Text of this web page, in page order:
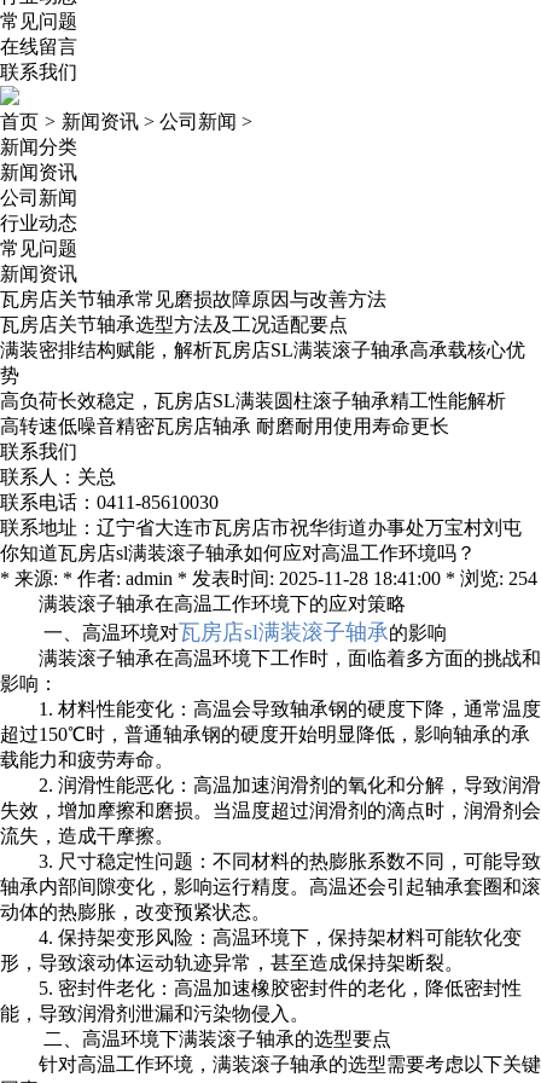
常见问题
在线留言
联系我们
首页 > 新闻资讯 > 公司新闻 >
新闻分类
新闻资讯
公司新闻
行业动态
常见问题
新闻资讯
瓦房店关节轴承常见磨损故障原因与改善方法
瓦房店关节轴承选型方法及工况适配要点
满装密排结构赋能，解析瓦房店SL满装滚子轴承高承载核心优
势
高负荷长效稳定，瓦房店SL满装圆柱滚子轴承精工性能解析
高转速低噪音精密瓦房店轴承​ 耐磨耐用使用寿命更长
联系我们
联系人：关总
联系电话：0411-85610030
联系地址：辽宁省大连市瓦房店市祝华街道办事处万宝村刘屯
你知道瓦房店sl满装滚子轴承如何应对高温工作环境吗？
* 来源: * 作者: admin * 发表时间: 2025-11-28 18:41:00 * 浏览: 254
满装滚子轴承在高温工作环境下的应对策略
一、高温环境对瓦房店sl满装滚子轴承的影响
满装滚子轴承在高温环境下工作时，面临着多方面的挑战和
影响：
1. 材料性能变化：高温会导致轴承钢的硬度下降，通常温度
超过150℃时，普通轴承钢的硬度开始明显降低，影响轴承的承
载能力和疲劳寿命。
2. 润滑性能恶化：高温加速润滑剂的氧化和分解，导致润滑
失效，增加摩擦和磨损。当温度超过润滑剂的滴点时，润滑剂会
流失，造成干摩擦。
3. 尺寸稳定性问题：不同材料的热膨胀系数不同，可能导致
轴承内部间隙变化，影响运行精度。高温还会引起轴承套圈和滚
动体的热膨胀，改变预紧状态。
4. 保持架变形风险：高温环境下，保持架材料可能软化变
形，导致滚动体运动轨迹异常，甚至造成保持架断裂。
5. 密封件老化：高温加速橡胶密封件的老化，降低密封性
能，导致润滑剂泄漏和污染物侵入。
二、高温环境下满装滚子轴承的选型要点
针对高温工作环境，满装滚子轴承的选型需要考虑以下关键